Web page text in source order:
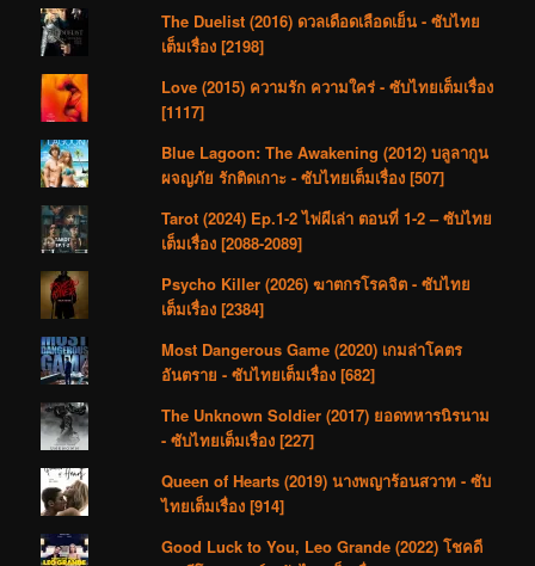
The Duelist (2016) ดวลเดือดเลือดเย็น - ซับไทย
เต็มเรื่อง [2198]
Love (2015) ความรัก ความใคร่ - ซับไทยเต็มเรื่อง
[1117]
Blue Lagoon: The Awakening (2012) บลูลากูน
ผจญภัย รักติดเกาะ - ซับไทยเต็มเรื่อง [507]
Tarot (2024) Ep.1-2 ไพ่ผีเล่า ตอนที่ 1-2 – ซับไทย
เต็มเรื่อง [2088-2089]
Psycho Killer (2026) ฆาตกรโรคจิต - ซับไทย
เต็มเรื่อง [2384]
Most Dangerous Game (2020) เกมล่าโคตร
อันตราย - ซับไทยเต็มเรื่อง [682]
The Unknown Soldier (2017) ยอดทหารนิรนาม
- ซับไทยเต็มเรื่อง [227]
Queen of Hearts (2019) นางพญาร้อนสวาท - ซับ
ไทยเต็มเรื่อง [914]
Good Luck to You, Leo Grande (2022) โชคดี